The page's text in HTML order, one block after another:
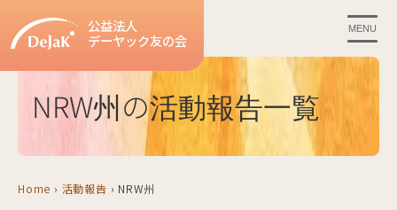
公益法人
デーヤック友の会
MENU
NRW州の活動報告一覧
Home › 活動報告 › NRW州